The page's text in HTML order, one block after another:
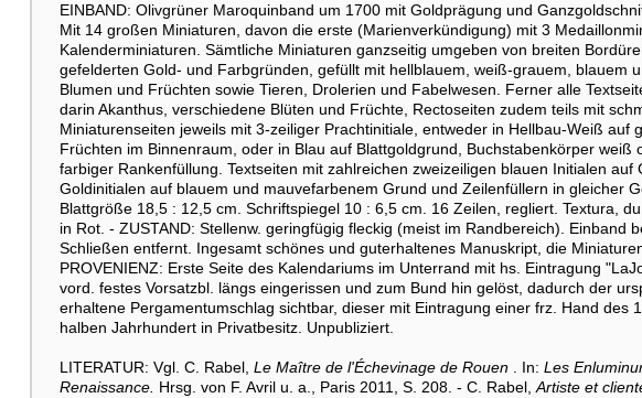
EINBAND: Olivgrüner Maroquinband um 1700 mit Goldprägung und
Mit 14 großen Miniaturen, davon die erste (Marienverkündigung) mit 3
Kalenderminiaturen. Sämtliche Miniaturen ganzseitig umgeben von breiten
gefelderten Gold- und Farbgründen, gefüllt mit hellblauem, weiß-grauem, blauem
Blumen und Früchten sowie Tieren, Drolerien und Fabelwesen. Ferner alle
darin Akanthus, verschiedene Blüten und Früchte, Rectoseiten zudem teils mit
Miniaturenseiten jeweils mit 3-zeiliger Prachtinitiale, entweder in Hellbau-Weiß auf
Früchten im Binnenraum, oder in Blau auf Blattgoldgrund, Buchstabenkörper weiß
farbiger Rankenfüllung. Textseiten mit zahlreichen zweizeiligen blauen Initialen auf
Goldinitialen auf blauem und mauvefarbenem Grund und Zeilenfüllern in gleicher
Blattgröße 18,5 : 12,5 cm. Schriftspiegel 10 : 6,5 cm. 16 Zeilen, regliert. Textura,
in Rot. - ZUSTAND: Stellenw. geringfügig fleckig (meist im Randbereich). Einband
Schließen entfernt. Ingesamt schönes und guterhaltenes Manuskript, die
PROVENIENZ: Erste Seite des Kalendariums im Unterrand mit hs. Eintragung
vord. festes Vorsatzbl. längs eingerissen und zum Bund hin gelöst, dadurch der
erhaltene Pergamentumschlag sichtbar, dieser mit Eintragung einer frz. Hand des
halben Jahrhundert in Privatbesitz. Unpubliziert.
LITERATUR: Vgl. C. Rabel, Le Maître de l'Échevinage de Rouen. In: Les
Renaissance. Hrsg. von F. Avril u. a., Paris 2011, S. 208. - C. Rabel,Artiste et